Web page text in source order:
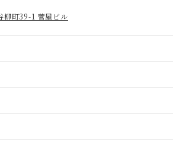
柳町39-1 菅屋ビル